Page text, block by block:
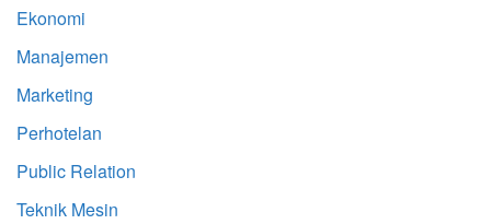
Ekonomi
Manajemen
Marketing
Perhotelan
Public Relation
Teknik Mesin